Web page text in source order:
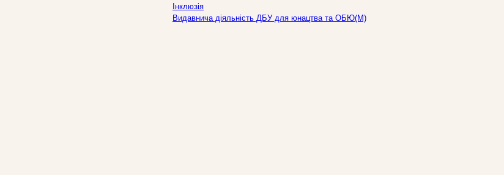
Інклюзія
Видавнича діяльність ДБУ для юнацтва та ОБЮ(М)